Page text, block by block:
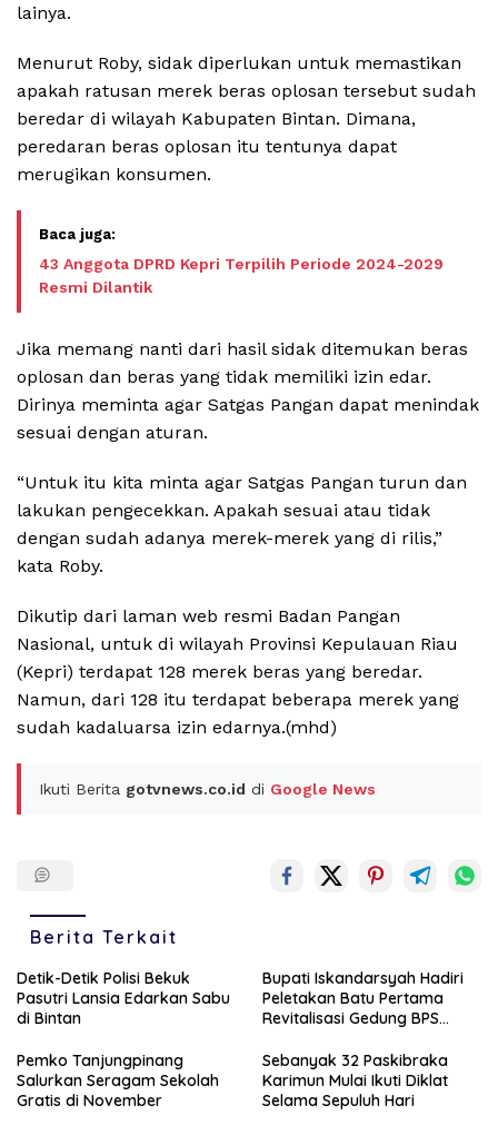
lainya.
Menurut Roby, sidak diperlukan untuk memastikan
apakah ratusan merek beras oplosan tersebut sudah
beredar di wilayah Kabupaten Bintan. Dimana,
peredaran beras oplosan itu tentunya dapat
merugikan konsumen.
43 Anggota DPRD Kepri Terpilih Periode 2024-2029
Resmi Dilantik
Jika memang nanti dari hasil sidak ditemukan beras
oplosan dan beras yang tidak memiliki izin edar.
Dirinya meminta agar Satgas Pangan dapat menindak
sesuai dengan aturan.
“Untuk itu kita minta agar Satgas Pangan turun dan
lakukan pengecekkan. Apakah sesuai atau tidak
dengan sudah adanya merek-merek yang di rilis,”
kata Roby.
Dikutip dari laman web resmi Badan Pangan
Nasional, untuk di wilayah Provinsi Kepulauan Riau
(Kepri) terdapat 128 merek beras yang beredar.
Namun, dari 128 itu terdapat beberapa merek yang
sudah kadaluarsa izin edarnya.(mhd)
Ikuti Berita gotvnews.co.id di Google News
Berita Terkait
Detik-Detik Polisi Bekuk
Pasutri Lansia Edarkan Sabu
di Bintan
Bupati Iskandarsyah Hadiri
Peletakan Batu Pertama
Revitalisasi Gedung BPS
Pemko Tanjungpinang
Salurkan Seragam Sekolah
Gratis di November
Sebanyak 32 Paskibraka
Karimun Mulai Ikuti Diklat
Selama Sepuluh Hari